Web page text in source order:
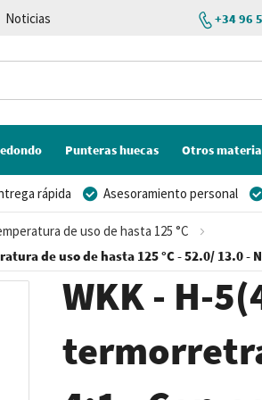
Noticias
+34 96
Punteras huecas Otros
rápida
Asesoramiento personal
de uso de hasta 125 °C
de uso de hasta 125 °C - 52.0/ 13.0 -
WKK - H-